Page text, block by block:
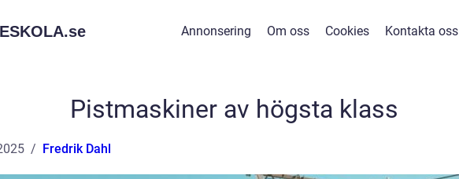
se Annonsering Om oss Cookies Kontakta oss
Pistmaskiner av högsta klass
Fredrik Dahl